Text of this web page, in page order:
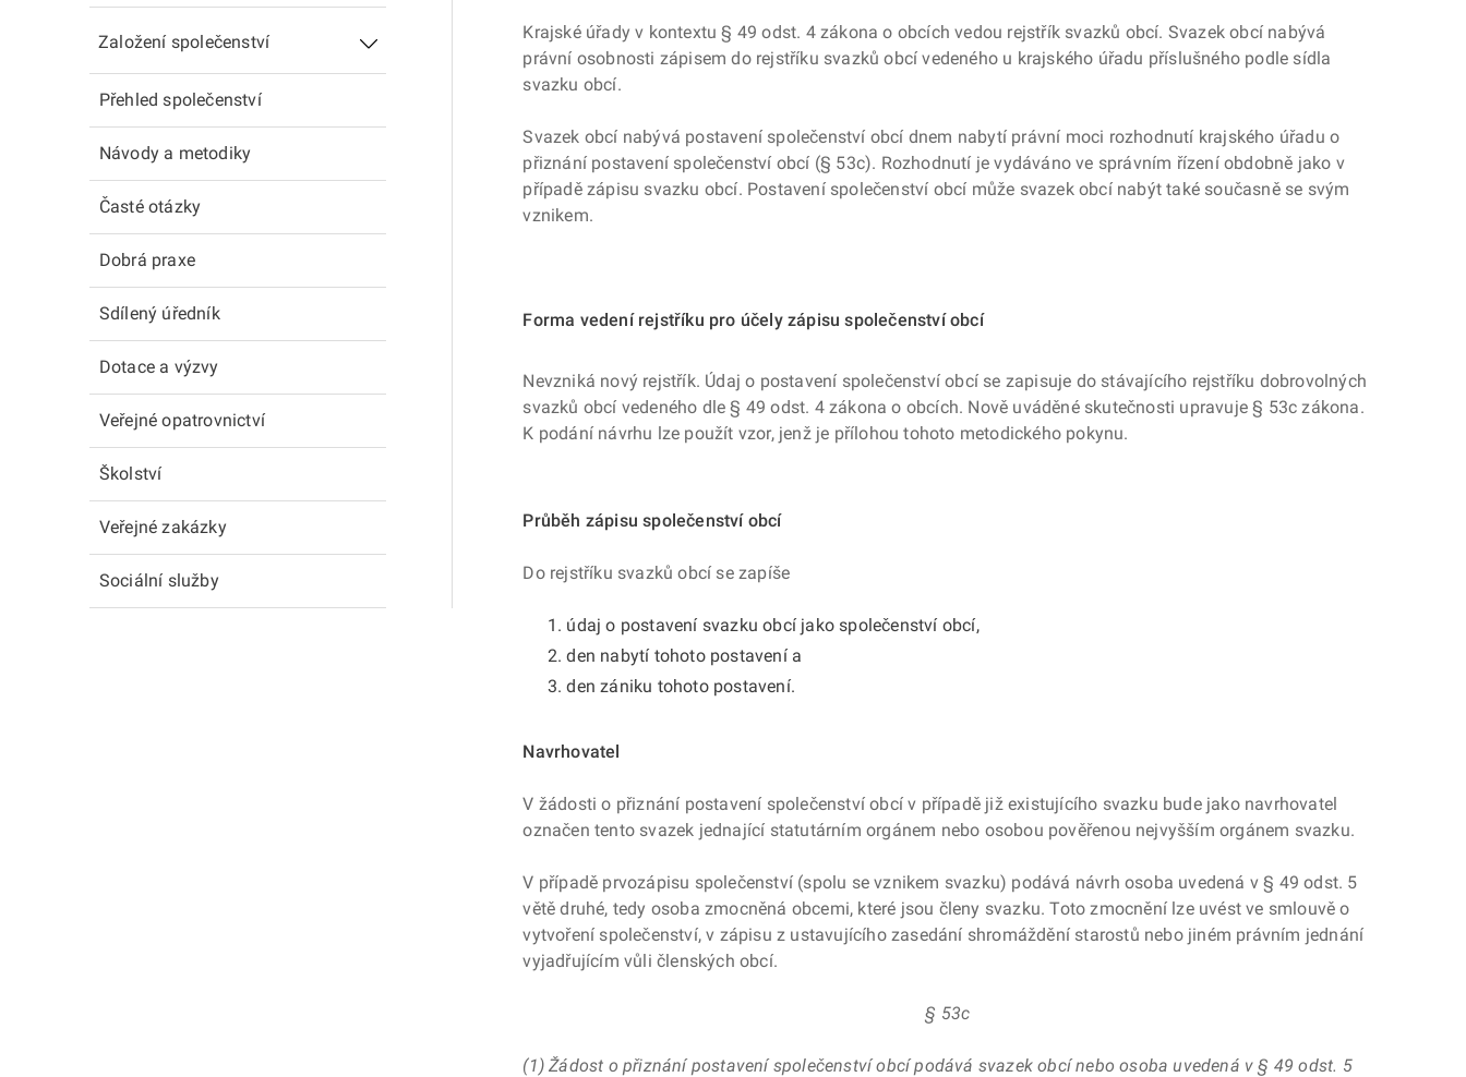
Sociální služby
Založení společenství
Přehled společenství
Návody a metodiky
Časté otázky
Dobrá praxe
Sdílený úředník
Dotace a výzvy
Veřejné opatrovnictví
Školství
Veřejné zakázky
Sociální služby
Krajské úřady v kontextu § 49 odst. 4 zákona o obcích vedou rejstřík svazků obcí. Svazek obcí nabývá
právní osobnosti zápisem do rejstříku svazků obcí vedeného u krajského úřadu příslušného podle sídla
svazku obcí.
Svazek obcí nabývá postavení společenství obcí dnem nabytí právní moci rozhodnutí krajského úřadu o
přiznání postavení společenství obcí (§ 53c). Rozhodnutí je vydáváno ve správním řízení obdobně jako v
případě zápisu svazku obcí. Postavení společenství obcí může svazek obcí nabýt také současně se svým
vznikem.
Forma vedení rejstříku pro účely zápisu společenství obcí
Nevzniká nový rejstřík. Údaj o postavení společenství obcí se zapisuje do stávajícího rejstříku dobrovolných
svazků obcí vedeného dle § 49 odst. 4 zákona o obcích. Nově uváděné skutečnosti upravuje § 53c zákona.
K podání návrhu lze použít vzor, jenž je přílohou tohoto metodického pokynu.
Průběh zápisu společenství obcí
Do rejstříku svazků obcí se zapíše
údaj o postavení svazku obcí jako společenství obcí,
den nabytí tohoto postavení a
den zániku tohoto postavení.
Navrhovatel
V žádosti o přiznání postavení společenství obcí v případě již existujícího svazku bude jako navrhovatel
označen tento svazek jednající statutárním orgánem nebo osobou pověřenou nejvyšším orgánem svazku.
V případě prvozápisu společenství (spolu se vznikem svazku) podává návrh osoba uvedená v § 49 odst. 5
větě druhé, tedy osoba zmocněná obcemi, které jsou členy svazku. Toto zmocnění lze uvést ve smlouvě o
vytvoření společenství, v zápisu z ustavujícího zasedání shromáždění starostů nebo jiném právním jednání
vyjadřujícím vůli členských obcí.
§ 53c
(1) Žádost o přiznání postavení společenství obcí podává svazek obcí nebo osoba uvedená v § 49 odst. 5